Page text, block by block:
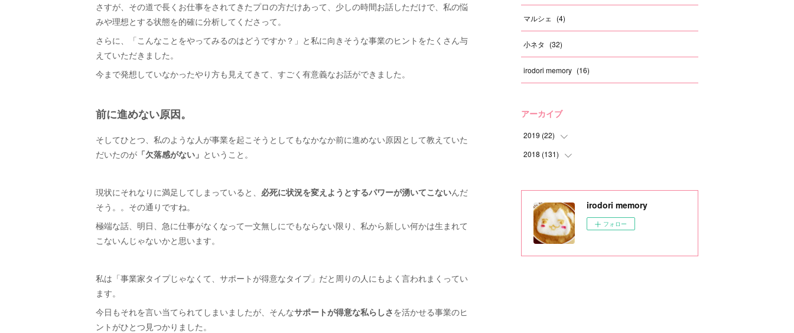
さすが、その道で長くお仕事をされてきたプロの方だけあって、少しの時間お話しただけで、私の悩
みや理想とする状態を的確に分析してくださって。
さらに、「こんなことをやってみるのはどうですか？」と私に向きそうな事業のヒントをたくさん与
えていただきました。
今まで発想していなかったやり方も見えてきて、すごく有意義なお話ができました。
前に進めない原因。
そしてひとつ、私のような人が事業を起こそうとしてもなかなか前に進めない原因として教えていた
だいたのが 「欠落感がない」 ということ。
現状にそれなりに満足してしまっていると、 必死に状況を変えようとするパワーが湧いてこないんだ
そう。。その通りですね。
極端な話、明日、急に仕事がなくなって一文無しにでもならない限り、私から新しい何かは生まれて
こないんじゃないかと思います。
私は「事業家タイプじゃなくて、サポートが得意なタイプ」だと周りの人にもよく言われまくってい
ます。
今日もそれを言い当てられてしまいましたが、そんなサポートが得意な私らしさを活かせる事業のヒ
ントがひとつ見つかりました。
マルシェ (4)
小ネタ (32)
irodori memory (16)
アーカイブ
2019 (22)
(1)
(1)
(2)
(1)
(3)
2018 (131)
(4)
(9)
(16)
(12)
irodori memory
フォロー